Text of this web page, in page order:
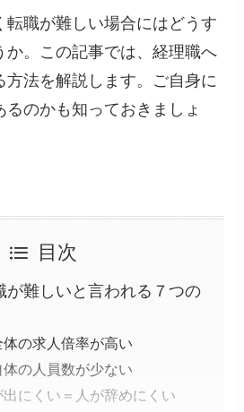
転職が難しい場合にはどうす
か。この記事では、経理職へ
方法を解説します。ご自身に
のかも知っておきましょ
目次
が難しいと言われる７つの
の求人倍率が高い
の人員数が少ない
にくい＝人が辞めにくい